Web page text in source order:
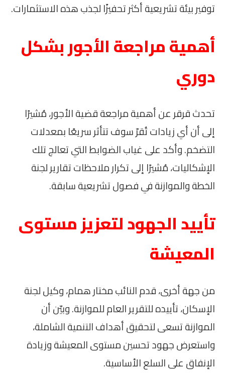
توفير بيئة تشريعية أكثر تحفيزًا لجذب هذه الاستثمارات.
أهمية مراجعة الأجور بشكل
دوري
تحدث قرقر عن أهمية مراجعة قضية الأجور، مُشيرًا
إلى أن أي زيادات تُقرّ سوف تتأثر سريعًا بمعدلات
التضخم. وأكد على غياب الضوابط التي تعالج تلك
الإشكاليات، مُشيرًا إلى تكرار ملاحظات تقارير لجنة
الخطة والموازنة في فصول تشريعية سابقة.
تأييد الجهود لتعزيز مستوى
المعيشة
من جهة أخرى، قدم النائب مختار همام، وكيل لجنة
الإسكان، تأييده للتقرير العام للموازنة. وبيّن أن
الموازنة تسعى لتحقيق أهداف التنمية الشاملة،
واستعرض جهود تحسين مستوى المعيشة وزيادة
الإنفاق على السلع الأساسية.